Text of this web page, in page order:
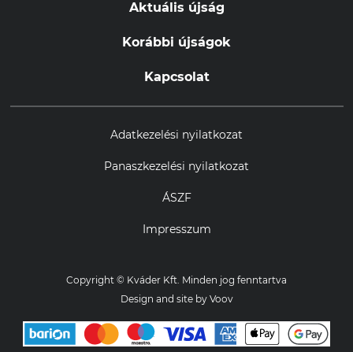
Aktuális újság
Korábbi újságok
Kapcsolat
Adatkezelési nyilatkozat
Panaszkezelési nyilatkozat
ÁSZF
Impresszum
Copyright © Kváder Kft. Minden jog fenntartva
Design and site by Voov